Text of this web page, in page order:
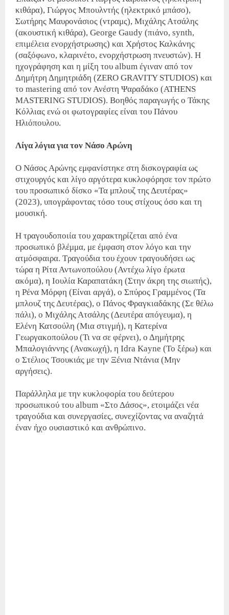
κιθάρα), Γιώργος Μπουλντής (ηλεκτρικό μπάσο),
Σωτήρης Μαυρονάσιος (ντραμς), Μιχάλης Ατσάλης
(ακουστική κιθάρα), George Gaudy (πιάνο, synth,
επιμέλεια ενορχήστρωσης) και Χρήστος Καλκάνης
(σαξόφωνο, κλαρινέτο, ενορχήστρωση πνευστών). Η
ηχογράφηση και η μίξη του album έγιναν από τον
Δημήτρη Δημητριάδη (ZERO GRAVITY STUDIOS) και
το mastering από τον Ανέστη Ψαραδάκο (ATHENS
MASTERING STUDIOS). Βοηθός παραγωγής ο Τάκης
Κόλλιας ενώ οι φωτογραφίες είναι του Πάνου
Ηλιόπουλου.
Λίγα λόγια για τον Νάσο Αρώνη
Ο Νάσος Αρώνης εμφανίστηκε στη δισκογραφία ως
στιχουργός και λίγο αργότερα κυκλοφόρησε τον πρώτο
του προσωπικό δίσκο «Τα μπλουζ της Δευτέρας»
(2023), υπογράφοντας τόσο τους στίχους όσο και τη
μουσική.
H τραγουδοποιία του χαρακτηρίζεται από ένα
προσωπικό βλέμμα, με έμφαση στον λόγο και την
ατμόσφαιρα. Τραγούδια του έχουν τραγουδήσει ως
τώρα η Ρίτα Αντωνοπούλου (Αντέχω λίγο έρωτα
ακόμα), η Ιουλία Καραπατάκη (Στην άκρη της σιωπής),
η Ρένα Μόρφη (Είναι αργά), ο Σπύρος Γραμμένος (Τα
μπλουζ της Δευτέρας), ο Πάνος Φραγκιαδάκης (Σε θέλω
πάλι), ο Μιχάλης Ατσάλης (Δευτέρα απόγευμα), η
Ελένη Κατσούλη (Μια στιγμή), η Κατερίνα
Γεωργακοπούλου (Τι να σε φέρνει), ο Δημήτρης
Μπαλογιάννης (Ανακωχή), η Idra Kayne (Το ξέρω) και
ο Στέλιος Τσουκιάς με την Ξένια Ντάνια (Μην
αργήσεις).
Παράλληλα με την κυκλοφορία του δεύτερου
προσωπικού του album «Στο Δάσος», ετοιμάζει νέα
τραγούδια και συνεργασίες, συνεχίζοντας να αναζητά
έναν ήχο ουσιαστικό και ανθρώπινο.